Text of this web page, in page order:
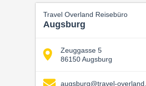
Travel Overland Reisebüro
Augsburg
Zeuggasse 5
86150 Augsburg
augsburg@travel-